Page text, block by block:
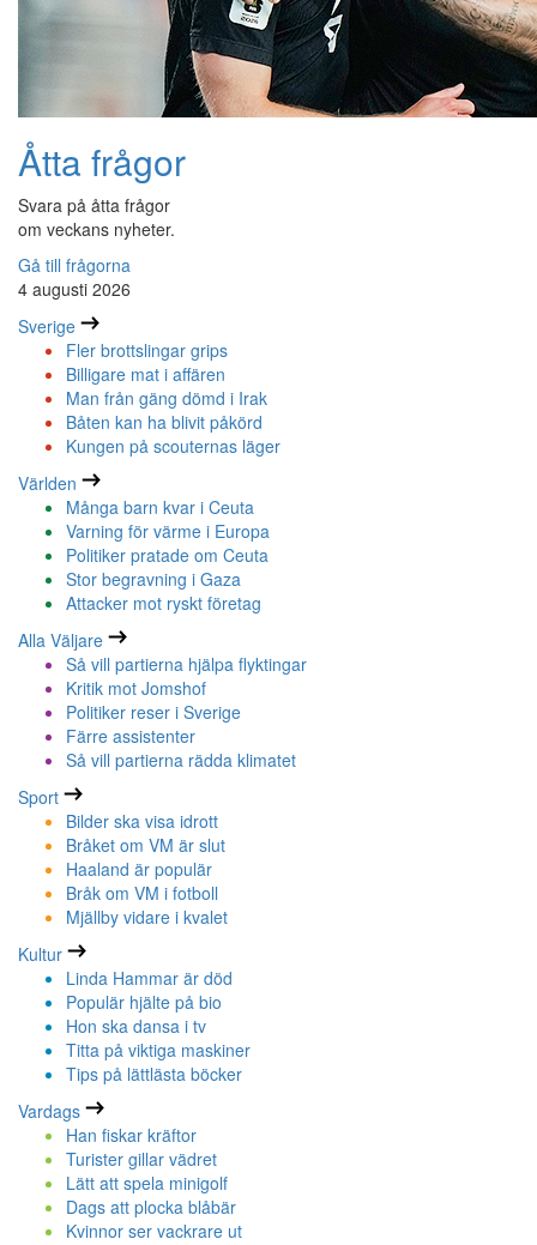
Åtta frågor
Svara på åtta frågor
om veckans nyheter.
Gå till frågorna
4 augusti 2026
Sverige
Fler brottslingar grips
Billigare mat i affären
Man från gäng dömd i Irak
Båten kan ha blivit påkörd
Kungen på scouternas läger
Världen
Många barn kvar i Ceuta
Varning för värme i Europa
Politiker pratade om Ceuta
Stor begravning i Gaza
Attacker mot ryskt företag
Alla Väljare
Så vill partierna hjälpa flyktingar
Kritik mot Jomshof
Politiker reser i Sverige
Färre assistenter
Så vill partierna rädda klimatet
Sport
Bilder ska visa idrott
Bråket om VM är slut
Haaland är populär
Bråk om VM i fotboll
Mjällby vidare i kvalet
Kultur
Linda Hammar är död
Populär hjälte på bio
Hon ska dansa i tv
Titta på viktiga maskiner
Tips på lättlästa böcker
Vardags
Han fiskar kräftor
Turister gillar vädret
Lätt att spela minigolf
Dags att plocka blåbär
Kvinnor ser vackrare ut